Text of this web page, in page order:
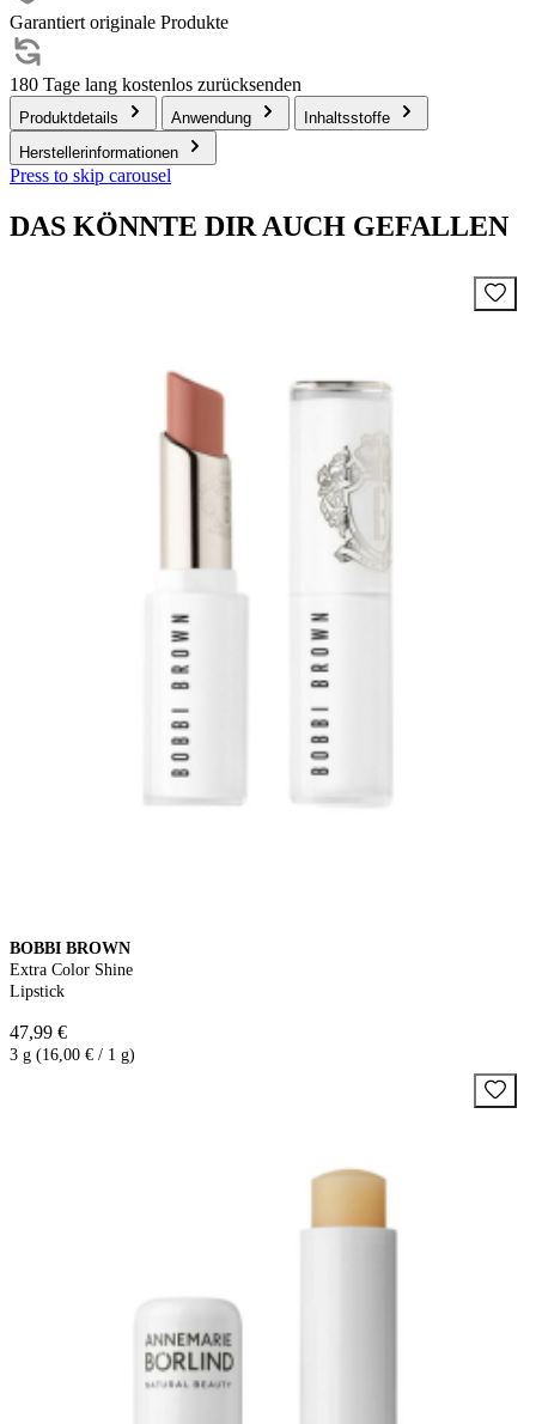
Garantiert originale Produkte
180 Tage lang kostenlos zurücksenden
Produktdetails Anwendung
Inhaltsstoffe
Herstellerinformationen
Press to skip carousel
DAS KÖNNTE DIR AUCH GEFALLEN
BOBBI BROWN
Extra Color Shine
Lipstick
47,99 €
3 g (16,00 € / 1 g)